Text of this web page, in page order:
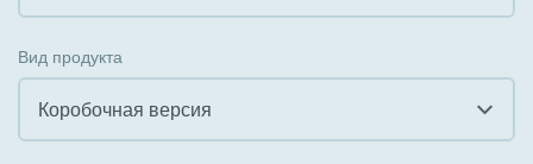
Внедрение КЭДО
Интеграция с 1С
Организация задач и проектов
Государственные организации
Вид продукта
Коробочная версия